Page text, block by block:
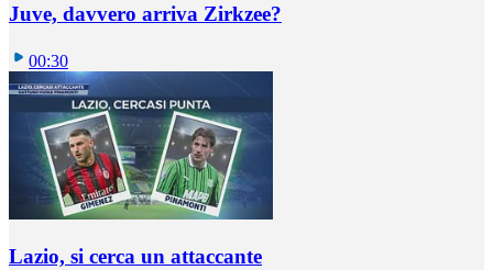
Juve, davvero arriva Zirkzee?
00:30
Lazio, si cerca un attaccante